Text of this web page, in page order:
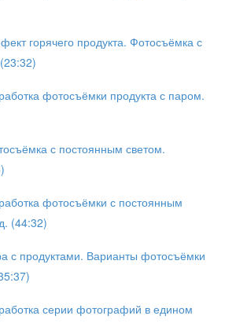
горячего продукта. Фотосъёмка с
фотосъёмки продукта с паром.
с постоянным светом.
фотосъёмки с постоянным
(44:32)
с продуктами. Варианты фотосъёмки
серии фотографий в едином